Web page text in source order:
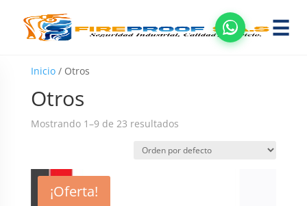
☰
Inicio/ Otros
Otros
Mostrando 1–9 de 23 resultados
¡Oferta!